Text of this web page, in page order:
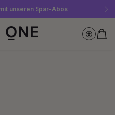
- nur solange der Vorrat reicht!
und 10 €-Gutschein sichern
unseren Spar-Abos